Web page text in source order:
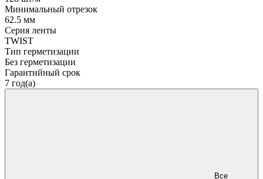
Минимальный отрезок
62.5 мм
Серия ленты
TWIST
Тип герметизации
Без герметизации
Гарантийный срок
7 год(а)